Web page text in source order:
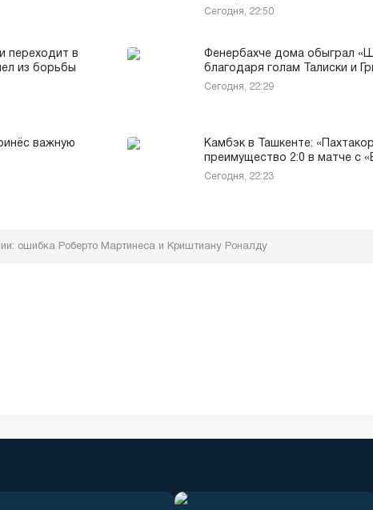
Сегодня, 22:50
переходит в
из борьбы
Фенербахче дома обыграл
благодаря голам Талиски и
Сегодня, 22:29
важную
Камбэк в Ташкенте:
преимущество 2:0 в матче с
Сегодня, 22:23
ошибка Роберто Мартинеса и Криштиану Роналду